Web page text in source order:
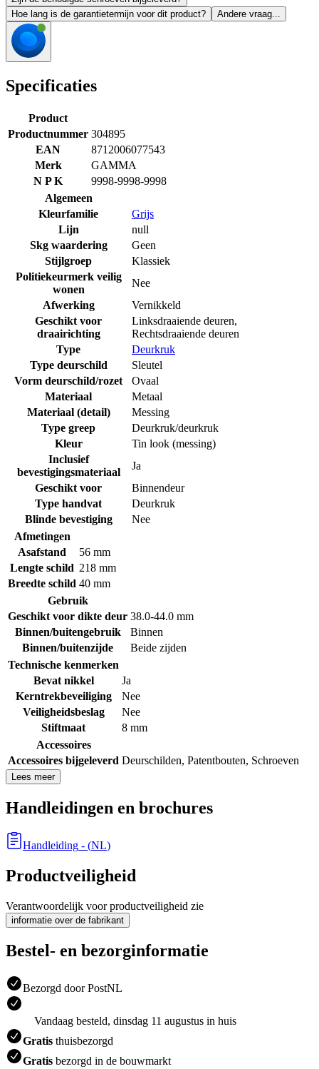
Hoe lang is de garantietermijn voor dit product?
Andere vraag...
Specificaties
Product
Productnummer 304895
EAN
8712006077543
Merk
GAMMA
N P K
9998-9998-9998
Algemeen
Kleurfamilie
Grijs
Lijn
null
Skg waardering
Geen
Stijlgroep
Klassiek
Politiekeurmerk veilig
wonen
Nee
Afwerking
Vernikkeld
Geschikt voor
draairichting
Linksdraaiende deuren,
Rechtsdraaiende deuren
Type
Deurkruk
Type deurschild
Sleutel
Vorm deurschild/rozet
Ovaal
Materiaal
Metaal
Materiaal (detail)
Messing
Type greep
Deurkruk/deurkruk
Kleur
Tin look (messing)
Inclusief
bevestigingsmateriaal
Ja
Geschikt voor
Binnendeur
Type handvat
Deurkruk
Blinde bevestiging
Nee
Afmetingen
Asafstand
56 mm
Lengte schild 218 mm
Breedte schild 40 mm
Gebruik
Geschikt voor dikte deur 38.0-44.0 mm
Binnen/buitengebruik
Binnen
Binnen/buitenzijde
Beide zijden
Technische kenmerken
Bevat nikkel
Ja
Kerntrekbeveiliging
Nee
Veiligheidsbeslag
Nee
Stiftmaat
8 mm
Accessoires
Accessoires bijgeleverd Deurschilden, Patentbouten, Schroeven
Lees meer
Handleidingen en brochures
Handleiding - (NL)
Productveiligheid
Verantwoordelijk voor productveiligheid zie
informatie over de fabrikant
Bestel- en bezorginformatie
Bezorgd door PostNL
Vandaag besteld, dinsdag 11 augustus in huis
Gratis thuisbezorgd
Gratis bezorgd in de bouwmarkt